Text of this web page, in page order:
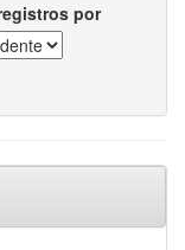
por